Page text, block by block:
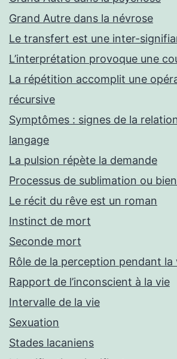
Grand Autre dans la névrose
Le transfert est une inter-
L’interprétation provoque une
La répétition accomplit une
récursive
Symptômes : signes de la
langage
La pulsion répète la demande
Processus de sublimation ou
Le récit du rêve est un roman
Instinct de mort
Seconde mort
Rôle de la perception pendant la
Rapport de l’inconscient à la vie
Intervalle de la vie
Sexuation
Stades lacaniens